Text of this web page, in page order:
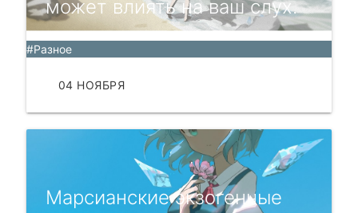
может влиять на ваш слух.
#Разное
04 НОЯБРЯ
Марсианские экзогенные